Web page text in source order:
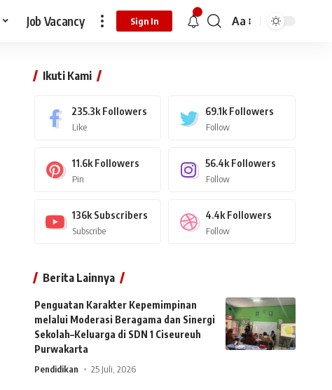
Job Vacancy Sign In Aa
Ikuti Kami
235.3k Followers
Like
69.1k Followers
Follow
11.6k Followers
Pin
56.4k Followers
Follow
136k Subscribers
Subscribe
4.4k Followers
Follow
Berita Lainnya
Penguatan Karakter Kepemimpinan
melalui Moderasi Beragama dan Sinergi
Sekolah–Keluarga di SDN 1 Ciseureuh
Purwakarta
Pendidikan 25 Juli, 2026